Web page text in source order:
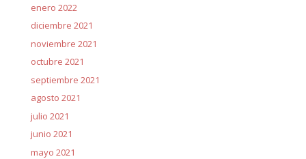
enero 2022
diciembre 2021
noviembre 2021
octubre 2021
septiembre 2021
agosto 2021
julio 2021
junio 2021
mayo 2021